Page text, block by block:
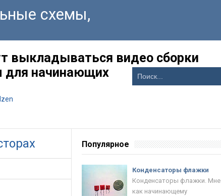
схемы,
выкладываться видео сборки
для начинающих
Популярное
Конденсаторы флажки
Конденсаторы флажки. Мне
как начинающему